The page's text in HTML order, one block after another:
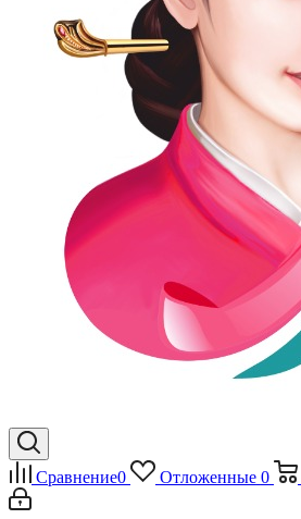
Сравнение0 Отложенные 0